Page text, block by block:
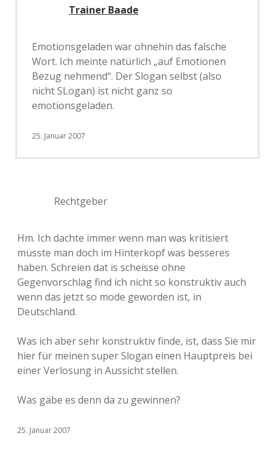
Trainer Baade
Emotionsgeladen war ohnehin das falsche
Wort. Ich meinte natürlich „auf Emotionen
Bezug nehmend“. Der Slogan selbst (also
nicht SLogan) ist nicht ganz so
emotionsgeladen.
25. Januar 2007
Rechtgeber
Hm. Ich dachte immer wenn man was kritisiert
müsste man doch im Hinterkopf was besseres
haben. Schreien dat is scheisse ohne
Gegenvorschlag find ich nicht so konstruktiv auch
wenn das jetzt so mode geworden ist, in
Deutschland.
Was ich aber sehr konstruktiv finde, ist, dass Sie mir
hier für meinen super Slogan einen Hauptpreis bei
einer Verlosung in Aussicht stellen.
Was gäbe es denn da zu gewinnen?
25. Januar 2007